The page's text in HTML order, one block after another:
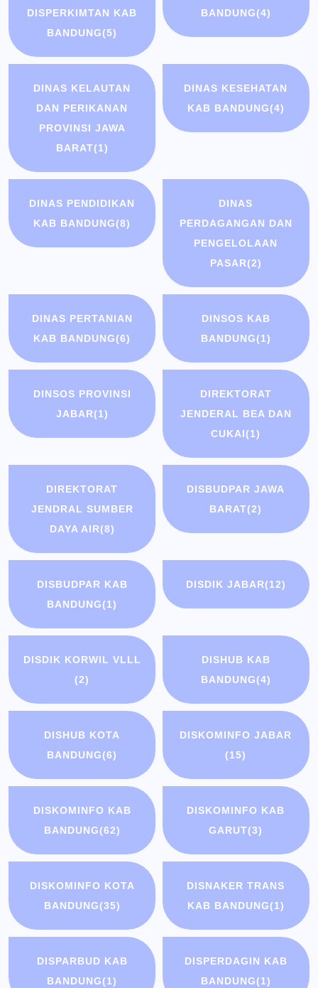
DISPERKIMTAN KAB
BANDUNG(5)
BANDUNG(4)
DINAS KELAUTAN
DAN PERIKANAN
PROVINSI JAWA
BARAT(1)
DINAS KESEHATAN
KAB BANDUNG(4)
DINAS PENDIDIKAN
KAB BANDUNG(8)
DINAS
PERDAGANGAN DAN
PENGELOLAAN
PASAR(2)
DINAS PERTANIAN
KAB BANDUNG(6)
DINSOS KAB
BANDUNG(1)
DINSOS PROVINSI
JABAR(1)
DIREKTORAT
JENDERAL BEA DAN
CUKAI(1)
DIREKTORAT
JENDRAL SUMBER
DAYA AIR(8)
DISBUDPAR JAWA
BARAT(2)
DISBUDPAR KAB
BANDUNG(1)
DISDIK JABAR(12)
DISDIK KORWIL VLLL
(2)
DISHUB KAB
BANDUNG(4)
DISHUB KOTA
BANDUNG(6)
DISKOMINFO JABAR
(15)
DISKOMINFO KAB
BANDUNG(62)
DISKOMINFO KAB
GARUT(3)
DISKOMINFO KOTA
BANDUNG(35)
DISNAKER TRANS
KAB BANDUNG(1)
DISPARBUD KAB
BANDUNG(1)
DISPERDAGIN KAB
BANDUNG(1)